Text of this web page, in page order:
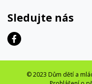
Sledujte nás
© 2023 Dům dětí a